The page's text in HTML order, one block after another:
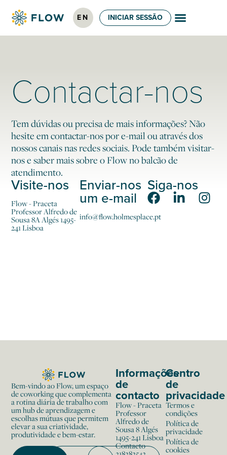
EN INICIAR SESSÃO
Contactar-nos
Tem dúvidas ou precisa de mais informações? Não
hesite em contactar-nos por e-mail ou através dos
nossos canais nas redes sociais. Pode também visitar-
nos e saber mais sobre o Flow no balcão de
atendimento.
Visite-nos
Flow - Praceta
Professor Alfredo de
Sousa 8A Algés 1495-
241 Lisboa
Enviar-nos
um e-mail
info@flow.holmesplace.pt
Siga-nos
Bem-vindo ao Flow, um espaço
de coworking que complementa
a rotina diária de trabalho com
um hub de aprendizagem e
escolhas mútuas que permitem
elevar a sua criatividade,
produtividade e bem-estar.
Informações
de
contacto
Flow - Praceta
Professor
Alfredo de
Sousa 8 Algés
1495-241 Lisboa
Contacto
Centro
de
privacidade
Termos e
condições
Política de
privacidade
Política de
cookies